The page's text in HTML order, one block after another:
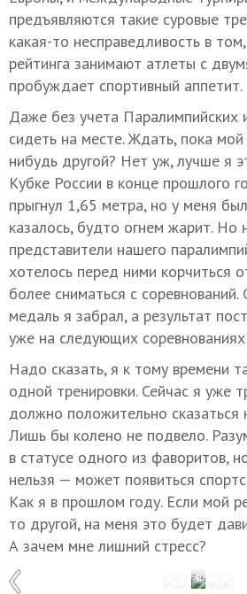
предъявляются такие суровые
какая-то несправедливость в
рейтинга занимают атлеты с
пробуждает спортивный аппетит.
Даже без учета Паралимпийских
сидеть на месте. Ждать, пока
нибудь другой? Нет уж, лучше я
Кубке России в конце прошлого
прыгнул 1,65 метра, но у меня
казалось, будто огнем жарит. Но
представители нашего
хотелось перед ними корчиться
более сниматься с
медаль я забрал, а результат
уже на следующих
Надо сказать, я к тому времени
одной тренировки. Сейчас я уже
должно положительно сказаться
Лишь бы колено не подвело.
в статусе одного из фаворитов,
нельзя — может появиться
Как я в прошлом году. Если мой
то другой, на меня это будет
А зачем мне лишний стресс?
Фото:
1 / 5